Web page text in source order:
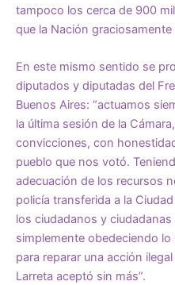
tampoco los cerca de 900
que la Nación
En este mismo sentido se
diputados y diputadas del
Buenos Aires: “actuamos
la última sesión de la
convicciones, con
pueblo que nos votó.
adecuación de los recursos
policía transferida a la
los ciudadanos y
simplemente obedeciendo
para reparar una acción
Larreta aceptó sin más”.